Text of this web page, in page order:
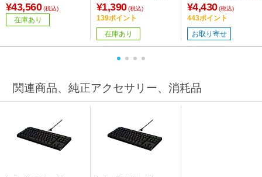
¥43,560 (税込)
在庫あり
ス ブラック IN-GH14B
K
¥1,390 (税込)
139ポイント
在庫あり
応) ブラック MA-
BS522BK ［BlueLED
無線(ワイヤレス) /5ボ
タン /Bluetooth・US
B］
¥4,430 (税込)
443ポイント
お取り寄せ
関連商品、純正アクセサリー、消耗品